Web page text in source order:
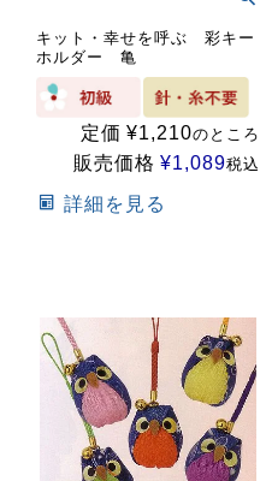
キット・幸せを呼ぶ 彩キー
ホルダー 亀
定価 ¥1,210のところ
販売価格 ¥1,089税込
詳細を見る